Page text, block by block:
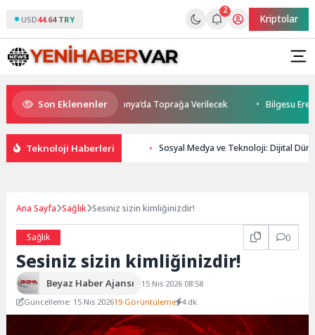
USD44.64 TRY
2
Kriptolar
Son Eklenenler
Kaybetti: Kuzey Makedonya’da Toprağa Verilecek Bilgesu Erenus
Teknoloji Haberleri Sosyal Medya ve Teknoloji: Dijital
Ana Sayfa Sağlık Sesiniz sizin kimliğinizdir!
Sağlık 0
Sesiniz sizin kimliğinizdir!
Beyaz Haber Ajansı
15 Nis 2026 08:58
Güncelleme: 15 Nis 202619 Görüntüleme 4 dk.